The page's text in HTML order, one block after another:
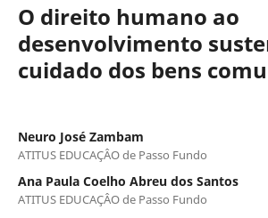
O direito humano ao
desenvolvimento
cuidado dos bens
Neuro José Zambam
ATITUS EDUCAÇÂO de Passo Fundo
Ana Paula Coelho Abreu dos Santos
ATITUS EDUCAÇÂO de Passo Fundo